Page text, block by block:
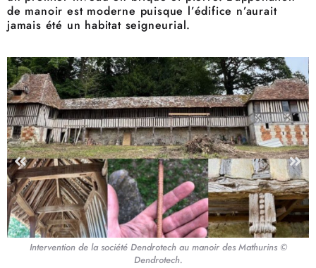
de manoir est moderne puisque l’édifice n’aurait
jamais été un habitat seigneurial.
Intervention de la société Dendrotech au manoir des Mathurins ©
Dendrotech.